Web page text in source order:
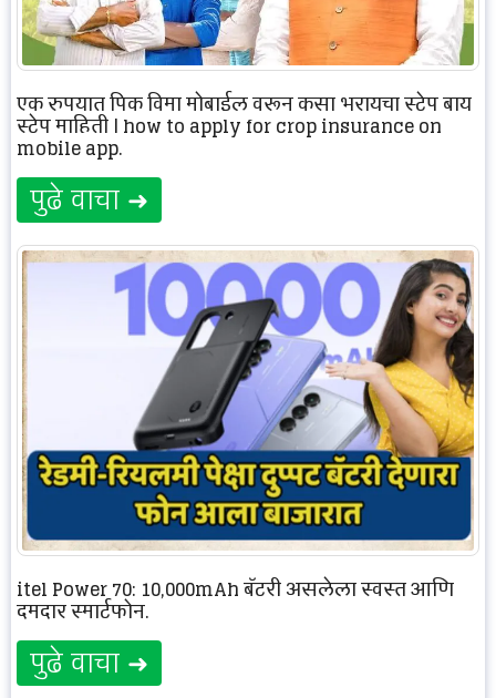
एक रुपयात पिक विमा मोबाईल वरून कसा भरायचा स्टेप बाय
स्टेप माहिती | how to apply for crop insurance on
mobile app.
पुढे वाचा ➜
itel Power 70: 10,000mAh बॅटरी असलेला स्वस्त आणि
दमदार स्मार्टफोन.
पुढे वाचा ➜